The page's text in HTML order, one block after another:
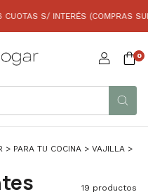
S/ INTERÉS (COMPRAS SUP. A
0
> PARA TU COCINA > VAJILLA >
19 productos